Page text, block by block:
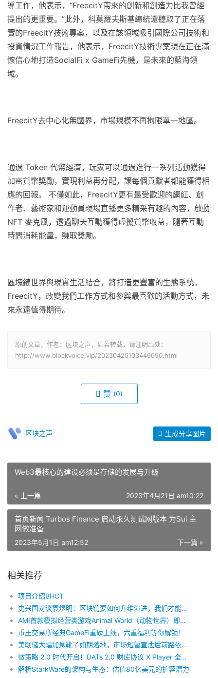
導工作，他表示，“FreecitY帶來的創新和創造力比我曾經
提出的更重要。”此外，科莫羅夫斯基總統還聽取了正在落
實的FreecitY技術專案，以及在該領域吸引國際公司技術和
投資情況工作報告，他表示，FreecitY技術專案現在正在滿
懷信心地打造SocialFi x GameFi先機，是未來的藍海領
域。
FreecitY去中心化無國界，市場規模不再拘限單一地區。
通過 Token 代幣經濟，玩家可以通過進行一系列活動獲得
加密貨幣獎勵，實現利益再分配，讓每個貢獻者都能獲得相
應的回報。 不僅如此，FreecitY更有最受歡迎的網紅、創
作者、藝術家和運動員現場直播更多精采有趣的內容，啟動
NFT 麥克風，透過聊天互動獲得虛擬貨幣收益，隨著互動
時間消耗能量，賺取獎勵。
區塊鏈世界與現實生活結合，將打造更豐富的生態系統，
FreecitY，改變我們工作方式和參與最喜歡的活動方式，未
來永遠值得期待。
原创文章，作者：区块之声，如若转载，请注明出处：
http://www.blockvoice.vip/20230425103449690.html
赞 (0)
区块之声 生成分享图片
Web3最核心的建设必须是存储的发展与升级
« 上一篇 2023年4月21日 am10:22
首页新闻 Turbos Finance 启动永久测试网版本 为Sui 主
网做准备
下一篇 »
2023年5月1日 am12:52
相关推荐
项目介绍BHCT
史兴国对谈袁煜明：区块链要如何升维演进，我们才能迈入Web3时代？
AMI首款模拟经营类游戏Animal World（动物世界）即将上线，成为链游市场的耀眼之星！
币王交易所经典GameFi重磅上线，六重福利等你解锁！
美联储大幅加息靴子如期落地，市场短暂宣泄后前路依旧黯淡？
微策略 2.0 时代开启！DATs 2.0 财库协议 X Player 全球节点认购正式启动
​解析StarkWare的架构与生态：估值80亿美元的扩容潜力